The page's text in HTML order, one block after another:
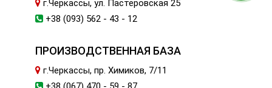
г.Черкассы, ул. Пастеровская 25
+38 (093) 562 - 43 - 12
ПРОИЗВОДСТВЕННАЯ БАЗА
г.Черкассы, пр. Химиков, 7/11